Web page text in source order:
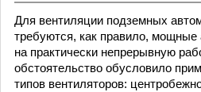
Для вентиляции подземных
требуются, как правило, мощные
на практически непрерывную
обстоятельство обусловило
типов вентиляторов: